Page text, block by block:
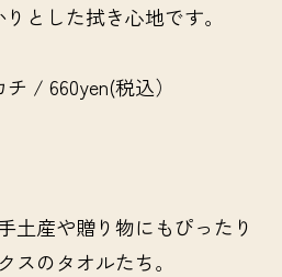
とした拭き心地です。
/ 660yen(税込）
土産や贈り物にもぴったり
スのタオルたち。